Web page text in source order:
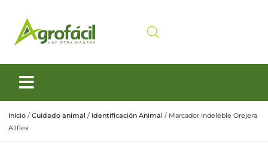
Inicio / Cuidado animal / Identificación Animal / Marcador Indeleble Orejera
Allflex